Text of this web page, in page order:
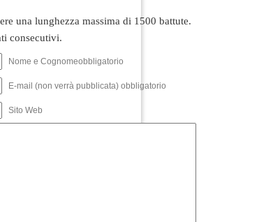
una lunghezza massima di 1500 battute.
consecutivi.
Nome e Cognomeobbligatorio
E-mail (non verrà pubblicata) obbligatorio
Sito Web